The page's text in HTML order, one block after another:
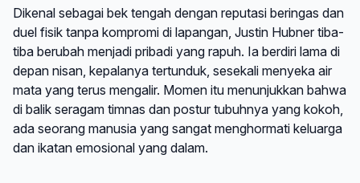
Dikenal sebagai bek tengah dengan reputasi beringas dan
duel fisik tanpa kompromi di lapangan, Justin Hubner tiba-
tiba berubah menjadi pribadi yang rapuh. Ia berdiri lama di
depan nisan, kepalanya tertunduk, sesekali menyeka air
mata yang terus mengalir. Momen itu menunjukkan bahwa
di balik seragam timnas dan postur tubuhnya yang kokoh,
ada seorang manusia yang sangat menghormati keluarga
dan ikatan emosional yang dalam.